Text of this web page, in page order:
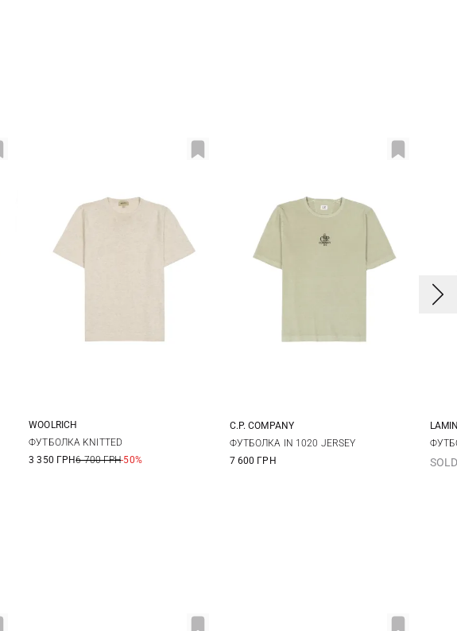
M L
WOOLRICH
ФУТБОЛКА KNITTED
3 350 ГРН6 700 ГРН-50%
M L XL
C.P. COMPANY
ФУТБОЛКА IN 1020 JERSEY
7 600 ГРН